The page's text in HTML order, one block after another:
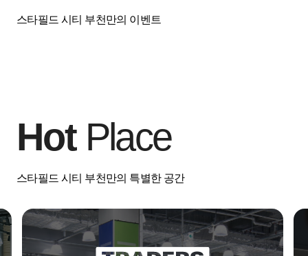
스타필드 시티 부천만의 이벤트
HotPlace
스타필드 시티 부천만의 특별한 공간